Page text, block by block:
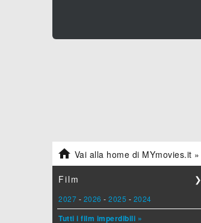
 Vai alla home di MYmovies.it »
Film ❯
2027 - 2026 - 2025 - 2024
Tutti i film imperdibili »